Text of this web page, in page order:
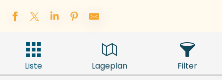
Liste Lageplan Filter